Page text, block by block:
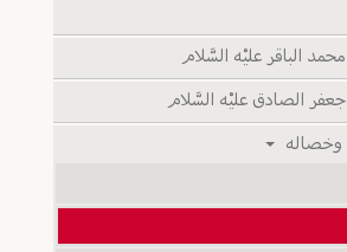
الباقر عليْه السَّلام
جعفر الصادق عليْه السَّلام